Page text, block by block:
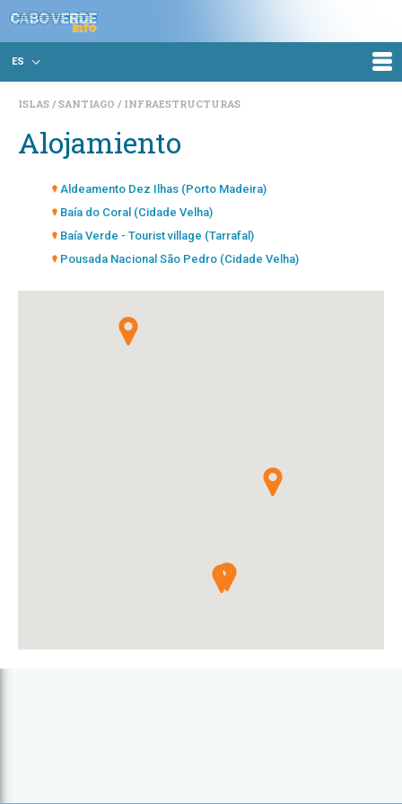
ES
ISLAS SANTIAGO INFRAESTRUCTURAS
Alojamiento
Aldeamento Dez Ilhas (Porto Madeira)
Baía do Coral (Cidade Velha)
Baía Verde - Tourist village (Tarrafal)
Pousada Nacional São Pedro (Cidade Velha)